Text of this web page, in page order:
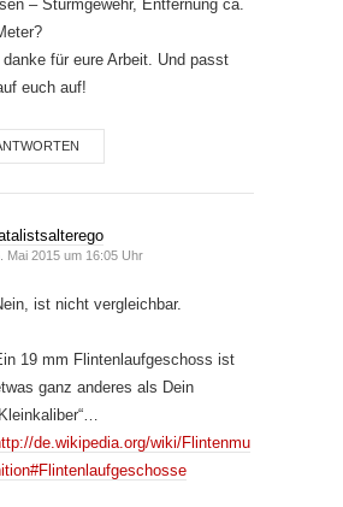
– Sturmgewehr, Entfernung ca.
danke für eure Arbeit. Und passt
euch auf!
Mai 2015 um 16:05 Uhr
ist nicht vergleichbar.
19 mm Flintenlaufgeschoss ist
ganz anderes als Dein
„Kleinkaliber“…
de.wikipedia.org/wiki/Flintenmu